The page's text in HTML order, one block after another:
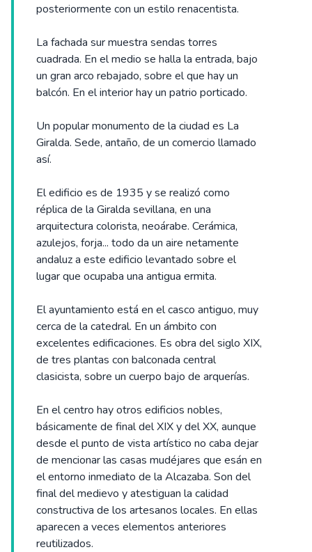
posteriormente con un estilo renacentista.
La fachada sur muestra sendas torres
cuadrada. En el medio se halla la entrada, bajo
un gran arco rebajado, sobre el que hay un
balcón. En el interior hay un patrio porticado.
Un popular monumento de la ciudad es La
Giralda. Sede, antaño, de un comercio llamado
así.
El edificio es de 1935 y se realizó como
réplica de la Giralda sevillana, en una
arquitectura colorista, neoárabe. Cerámica,
azulejos, forja... todo da un aire netamente
andaluz a este edificio levantado sobre el
lugar que ocupaba una antigua ermita.
El ayuntamiento está en el casco antiguo, muy
cerca de la catedral. En un ámbito con
excelentes edificaciones. Es obra del siglo XIX,
de tres plantas con balconada central
clasicista, sobre un cuerpo bajo de arquerías.
En el centro hay otros edificios nobles,
básicamente de final del XIX y del XX, aunque
desde el punto de vista artístico no caba dejar
de mencionar las casas mudéjares que esán en
el entorno inmediato de la Alcazaba. Son del
final del medievo y atestiguan la calidad
constructiva de los artesanos locales. En ellas
aparecen a veces elementos anteriores
reutilizados.